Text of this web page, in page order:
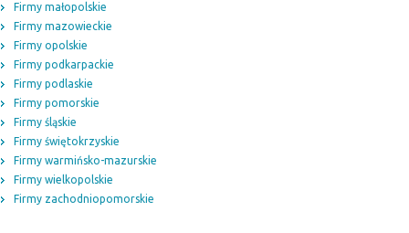
Firmy małopolskie
Firmy mazowieckie
Firmy opolskie
Firmy podkarpackie
Firmy podlaskie
Firmy pomorskie
Firmy śląskie
Firmy świętokrzyskie
Firmy warmińsko-mazurskie
Firmy wielkopolskie
Firmy zachodniopomorskie